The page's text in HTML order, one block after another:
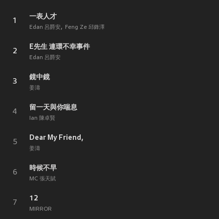
1
一表人才
Edan 呂爵安 Feng Ze 邱鋒澤
2
E先生 連環不幸事件
Edan 呂爵安
3
鏡中鏡
姜濤
4
留一天與你喘息
Ian 陳卓賢
5
Dear My Friend,
姜濤
6
時候不早
MC 張天賦
7
12
MIRROR